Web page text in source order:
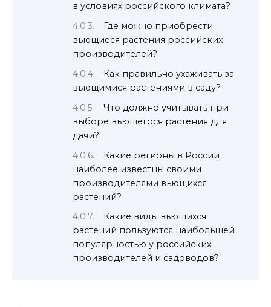
в условиях российского климата?
Где можно приобрести
вьющиеся растения российских
производителей?
Как правильно ухаживать за
вьющимися растениями в саду?
Что должно учитывать при
выборе вьющегося растения для
дачи?
Какие регионы в России
наиболее известны своими
производителями вьющихся
растений?
Какие виды вьющихся
растений пользуются наибольшей
популярностью у российских
производителей и садоводов?